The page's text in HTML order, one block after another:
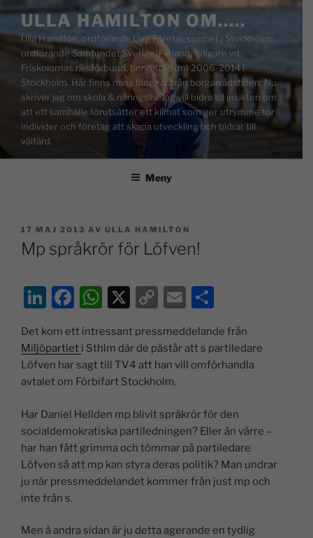
ULLA HAMILTON OM…..
Ulla Hamilton, ordförande Ung Företagsamhet i Stockholm,
ordförande Samfundet Sverige-Finland, tidigare vd
Friskolornas riksförbund, borgarråd (m) 2006-2014 i
Stockholm. Här finns mina bloggar från borgarrådstiden. Nu
skriver jag om skola & näringsliv. Jag vill bidra till insikten om
att ett samhälle förutsätter ett klimat som ger utrymme för
individer och företag att skapa utveckling och bidrar till
välfärd.
Meny
17 MAJ 2013 AV ULLA HAMILTON
Mp språkrör för Löfven!
Li
k
e
dI
n
F
c
e
b
o
o
k
W
at
s
A
p
p
X
C
p
y
Li
n
k
E
ai
l
a
Det kom ett intressant pressmeddelande från
Miljöpartiet i Sthlm där de påstår att s partiledare
Löfven har sagt till TV4 att han vill omförhandla
avtalet om Förbifart Stockholm.
Har Daniel Hellden mp blivit språkrör för den
socialdemokratiska partiledningen? Eller än värre –
har han fått grimma och tömmar på partiledare
Löfven så att mp kan styra deras politik? Man undrar
ju när pressmeddelandet kommer från just mp och
inte från s.
Men å andra sidan är ju detta agerande en tydlig